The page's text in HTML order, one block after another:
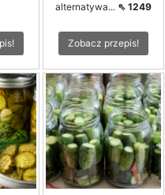
alternatywa... ⇖ 1249
Zobacz przepis!